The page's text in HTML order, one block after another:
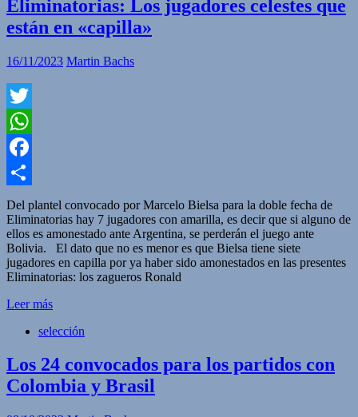
Eliminatorias: Los jugadores celestes que
están en «capilla»
16/11/2023 Martin Bachs
Twitter
WhatsApp
Facebook
Compartir
Del plantel convocado por Marcelo Bielsa para la doble fecha de
Eliminatorias hay 7 jugadores con amarilla, es decir que si alguno de
ellos es amonestado ante Argentina, se perderán el juego ante
Bolivia. El dato que no es menor es que Bielsa tiene siete
jugadores en capilla por ya haber sido amonestados en las presentes
Eliminatorias: los zagueros Ronald
Leer más
selección
Los 24 convocados para los partidos con
Colombia y Brasil